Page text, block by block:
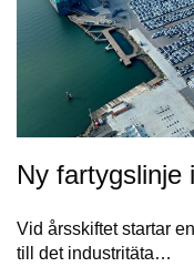
Ny fartygslinje
Vid årsskiftet startar
till det industritäta…